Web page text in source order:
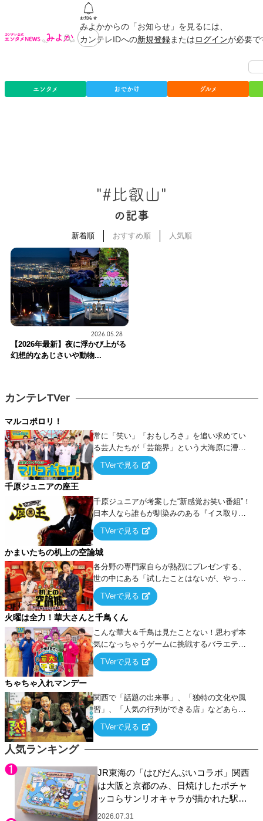
みよかからの「お知らせ」を見るには、
カンテレIDへの新規登録またはログインが必要
エンタメ おでかけ グルメ
"#比叡山"
の記事
新着順 おすすめ順 人気順
2026.05.28
【2026年最新】夜に浮かび上がる
幻想的なあじさいや動物...
人気ランキング
JR東海の「はぴだんぶいコラボ」関西
は大阪と京都のみ、日焼けしたポチャ
ッコらサンリオキャラが描かれた駅弁
やグッズが登場
2026.07.31
カンテレTVer
マルコポロリ！
常に「笑い」「おもしろさ」を追い求めてい
る芸人たちが「芸能界」という大海原に漕ぎ
出でて、新たなオモシロ人間を発掘する！
TVerで見る
千原ジュニアの座王
千原ジュニアが考案した“新感覚お笑い番組”！
日本人なら誰もが馴染みのある『イス取りゲ
ーム』をベースに、大喜利・ギャグ・モノボ
ケ・歌…など様々なお題で芸人がショートネ
タを競い合う！
TVerで見る
かまいたちの机上の空論城
各分野の専門家自らが熱烈にプレゼンする、
世の中にある「試したことはないが、やって
みたらこうなる！…ハズ」という“机上の空
論”に若手芸人らがカラダを張って挑む！
TVerで見る
火曜は全力！華大さんと千鳥くん
こんな華大＆千鳥は見たことない！思わず本
気になっちゃうゲームに挑戦するバラエティ
ー！
TVerで見る
ちゃちゃ入れマンデー
関西で「話題の出来事」、「独特の文化や風
習」、「人気の行列ができる店」などあらゆ
るテーマについて好き放題にちゃちゃを入れ
ていく関西色を前面に押し出したトークバラ
TVerで見る